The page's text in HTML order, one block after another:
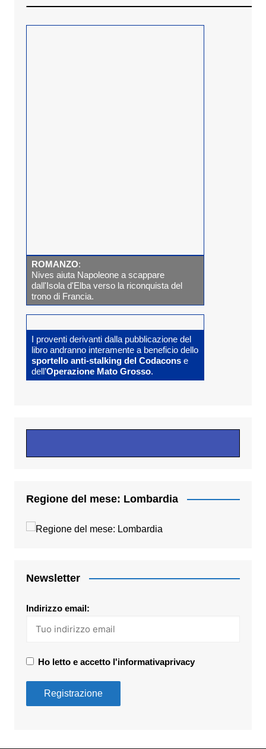
ROMANZO:
Nives aiuta Napoleone a scappare
dall'Isola d'Elba verso la riconquista del
trono di Francia.
I proventi derivanti dalla pubblicazione del
libro andranno interamente a beneficio dello
sportello anti-stalking del Codaconse
dell’Operazione Mato Grosso.
Regione del mese: Lombardia
Newsletter
Indirizzo email:
Ho letto e accetto l'informativaprivacy